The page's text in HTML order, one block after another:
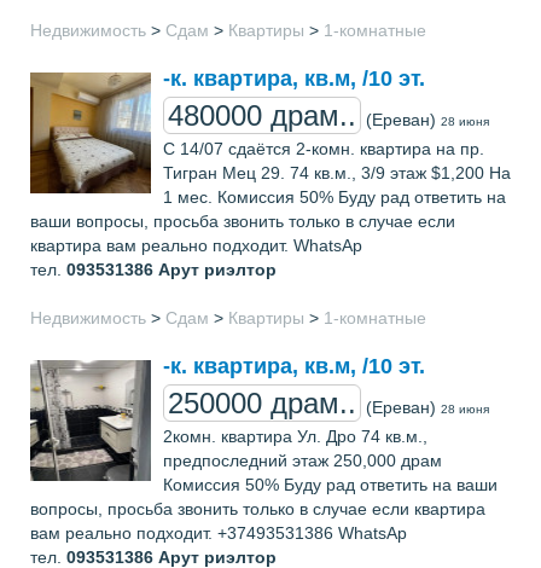
Недвижимость > Сдам > Квартиры > 1-комнатные
-к. квартира, кв.м, /10 эт.
480000 драм.. (Ереван) 28 июня
С 14/07 сдаётся 2-комн. квартира на пр.
Тигран Мец 29. 74 кв.м., 3/9 этаж $1,200 На
1 мес. Комиссия 50% Буду рад ответить на
ваши вопросы, просьба звонить только в случае если
квартира вам реально подходит. WhatsAp
тел. 093531386 Арут риэлтор
Недвижимость > Сдам > Квартиры > 1-комнатные
-к. квартира, кв.м, /10 эт.
250000 драм.. (Ереван) 28 июня
2комн. квартира Ул. Дро 74 кв.м.,
предпоследний этаж 250,000 драм
Комиссия 50% Буду рад ответить на ваши
вопросы, просьба звонить только в случае если квартира
вам реально подходит. +37493531386 WhatsAp
тел. 093531386 Арут риэлтор